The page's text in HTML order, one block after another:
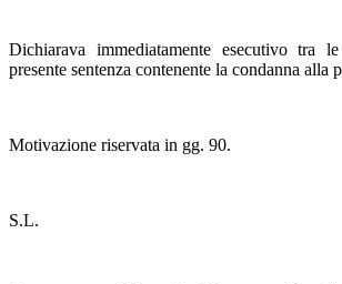
Dichiarava immediatamente esecutivo tra
presente sentenza contenente la condanna alla
Motivazione riservata in gg. 90.
S.L.